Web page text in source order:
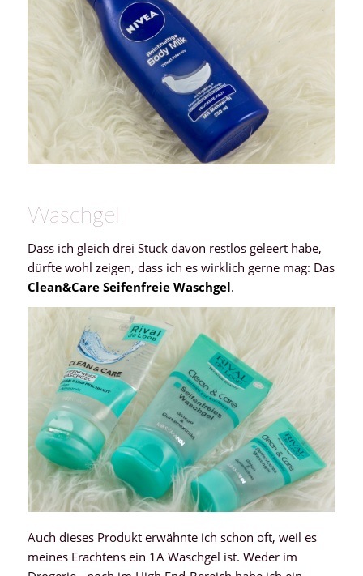
Waschgel
Dass ich gleich drei Stück davon restlos geleert habe,
dürfte wohl zeigen, dass ich es wirklich gerne mag: Das
Clean&Care Seifenfreie Waschgel.
Auch dieses Produkt erwähnte ich schon oft, weil es
meines Erachtens ein 1A Waschgel ist. Weder im